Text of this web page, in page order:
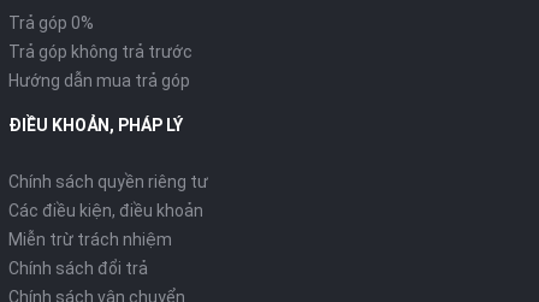
Trả góp 0%
Trả góp không trả trước
Hướng dẫn mua trả góp
ĐIỀU KHOẢN, PHÁP LÝ
Chính sách quyền riêng tư
Các điều kiện, điều khoản
Miễn trừ trách nhiệm
Chính sách đổi trả
Chính sách vận chuyển